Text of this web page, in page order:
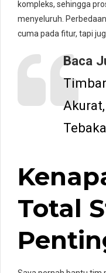
kompleks, sehingga
menyeluruh.
cuma pada fitur, tapi
Baca
Total